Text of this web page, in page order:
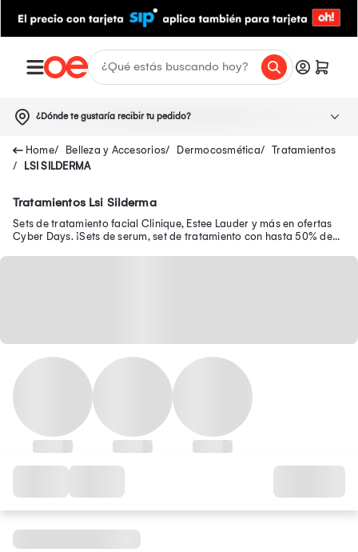
¿Dónde te gustaría recibir tu pedido?
Belleza y Accesorios Dermocosmética
Tratamientos
LSI SILDERMA
Tratamientos Lsi Silderma
Sets de tratamiento facial Clinique, Estee Lauder y más en ofertas
Cyber Days. ¡Sets de serum, set de tratamiento con hasta 50% de